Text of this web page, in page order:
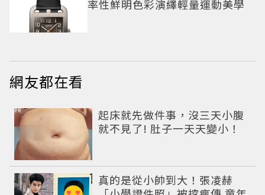
率性鮮明色彩演繹輕量運動美學
網友都在看
起床就先做件事，沒三天小腹
就不見了! 肚子一天天變小！
PR
真的是從小帥到大！張凌赫